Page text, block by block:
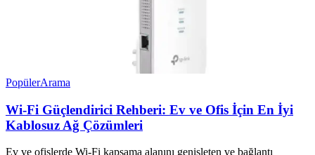
PopülerArama
Wi-Fi Güçlendirici Rehberi: Ev ve Ofis İçin En İyi
Kablosuz Ağ Çözümleri
Ev ve ofislerde Wi-Fi kapsama alanını genişleten ve bağlantı